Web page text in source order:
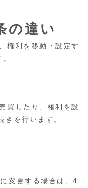
の違い
権利を移動・設定す
買したり、権利を設
きを行います。
変更する場合は、4